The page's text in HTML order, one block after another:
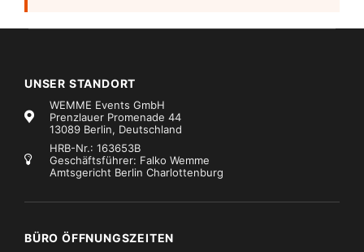
UNSER STANDORT
WEMME Events GmbH
Prenzlauer Promenade 44
13089 Berlin, Deutschland
HRB-Nr.: 163653B
Geschäftsführer: Falko Wemme
Amtsgericht Berlin Charlottenburg
BÜRO ÖFFNUNGSZEITEN